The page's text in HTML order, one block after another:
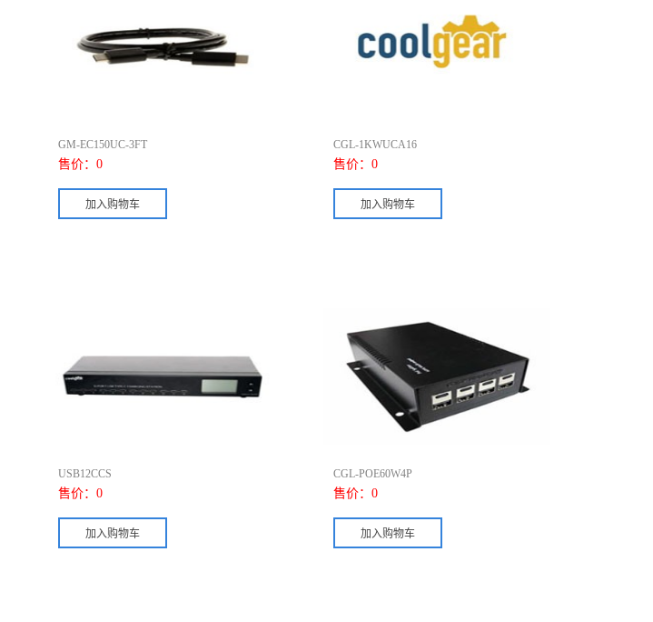
GM-EC150UC-3FT
售价： 0
CGL-1KWUCA16
售价： 0
USB12CCS
售价： 0
CGL-POE60W4P
售价： 0